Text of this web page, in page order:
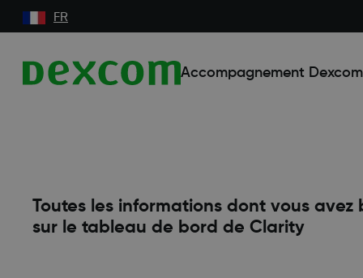
FR
Accompagnement Dexcom
Toutes les informations dont vous avez
sur le tableau de bord de Clarity